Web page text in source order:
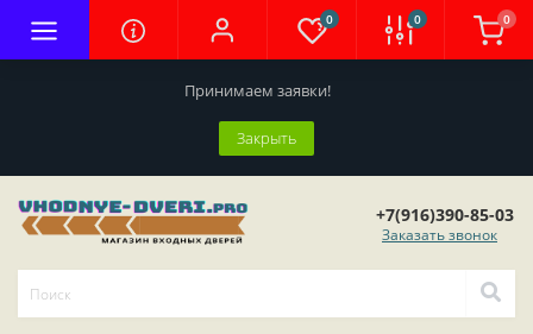
Принимаем заявки!
Закрыть
0 0 0
+7(916)390-85-03
Заказать звонок